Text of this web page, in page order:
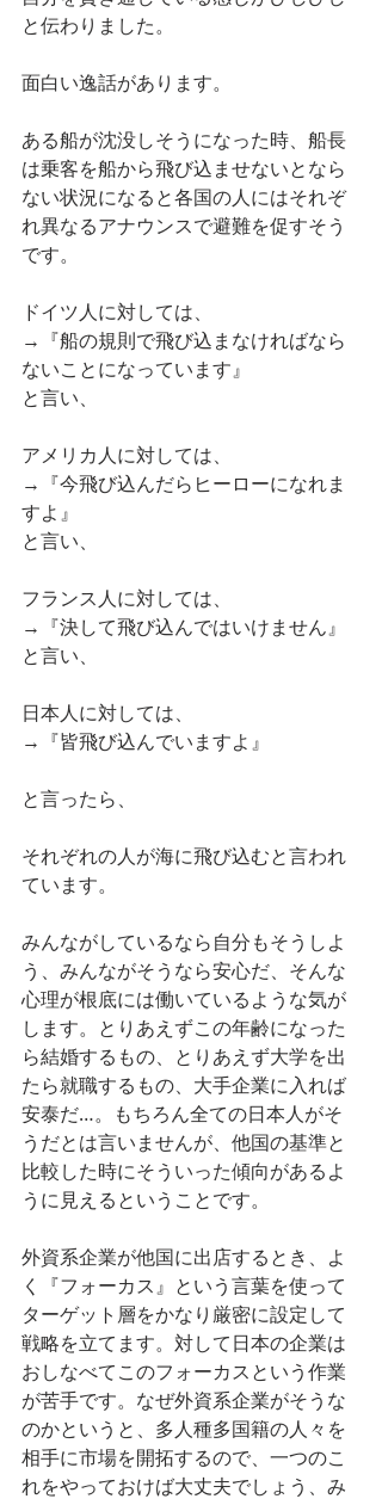
と伝わりました。
面白い逸話があります。
ある船が沈没しそうになった時、船長
は乗客を船から飛び込ませないとなら
ない状況になると各国の人にはそれぞ
れ異なるアナウンスで避難を促すそう
です。
ドイツ人に対しては、
→『船の規則で飛び込まなければなら
ないことになっています』
と言い、
アメリカ人に対しては、
→『今飛び込んだらヒーローになれま
すよ』
と言い、
フランス人に対しては、
→『決して飛び込んではいけません』
と言い、
日本人に対しては、
→『皆飛び込んでいますよ』
と言ったら、
それぞれの人が海に飛び込むと言われ
ています。
みんながしているなら自分もそうしよ
う、みんながそうなら安心だ、そんな
心理が根底には働いているような気が
します。とりあえずこの年齢になった
ら結婚するもの、とりあえず大学を出
たら就職するもの、大手企業に入れば
安泰だ…。もちろん全ての日本人がそ
うだとは言いませんが、他国の基準と
比較した時にそういった傾向があるよ
うに見えるということです。
外資系企業が他国に出店するとき、よ
く『フォーカス』という言葉を使って
ターゲット層をかなり厳密に設定して
戦略を立てます。対して日本の企業は
おしなべてこのフォーカスという作業
が苦手です。なぜ外資系企業がそうな
のかというと、多人種多国籍の人々を
相手に市場を開拓するので、一つのこ
れをやっておけば大丈夫でしょう、み